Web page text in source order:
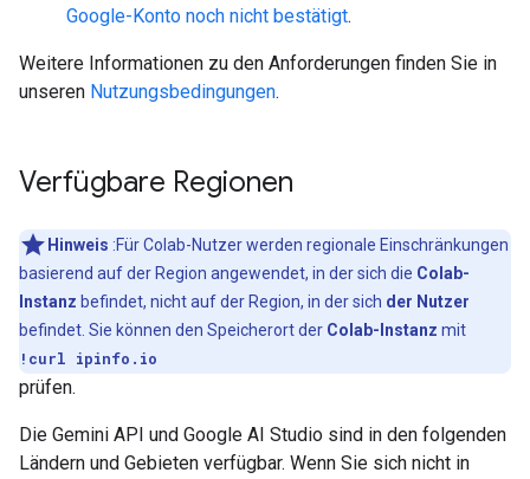
Google-Konto noch nicht bestätigt.
Weitere Informationen zu den Anforderungen finden Sie in
unseren Nutzungsbedingungen.
Verfügbare Regionen
Hinweis :Für Colab-Nutzer werden regionale Einschränkungen
basierend auf der Region angewendet, in der sich die Colab-
Instanz befindet, nicht auf der Region, in der sich der Nutzer
befindet. Sie können den Speicherort der Colab-Instanz mit
!curl ipinfo.io
prüfen.
Die Gemini API und Google AI Studio sind in den folgenden
Ländern und Gebieten verfügbar. Wenn Sie sich nicht in